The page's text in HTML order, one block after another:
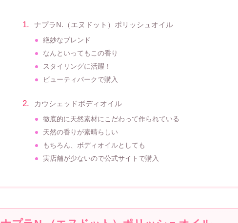
ナプラN.（エヌドット）ポリッシュオイル
絶妙なブレンド
なんといってもこの香り
スタイリングに活躍！
ビューティパークで購入
カウシェッドボディオイル
徹底的に天然素材にこだわって作られている
天然の香りが素晴らしい
もちろん、ボディオイルとしても
実店舗が少ないので公式サイトで購入